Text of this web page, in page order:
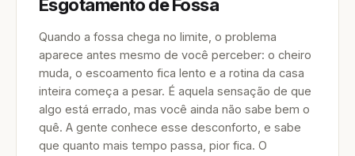
Esgotamento de Fossa
Quando a fossa chega no limite, o problema
aparece antes mesmo de você perceber: o cheiro
muda, o escoamento fica lento e a rotina da casa
inteira começa a pesar. É aquela sensação de que
algo está errado, mas você ainda não sabe bem o
quê. A gente conhece esse desconforto, e sabe
que quanto mais tempo passa, pior fica. O